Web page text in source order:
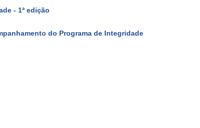
- 1ª edição
do Programa de Integridade